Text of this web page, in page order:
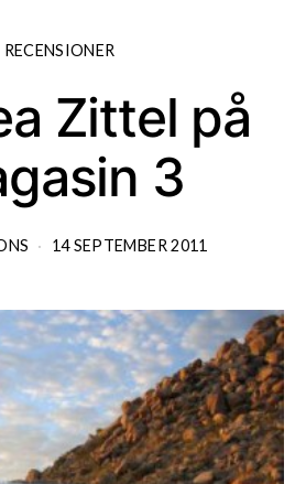
RECENSIONER
Zittel på
3
14 SEPTEMBER 2011